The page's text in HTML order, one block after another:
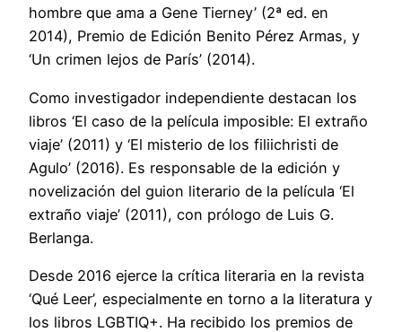
hombre que ama a Gene Tierney’ (2ª ed. en
2014), Premio de Edición Benito Pérez Armas, y
‘Un crimen lejos de París’ (2014).
Como investigador independiente destacan los
libros ‘El caso de la película imposible: El extraño
viaje’ (2011) y ‘El misterio de los filiichristi de
Agulo’ (2016). Es responsable de la edición y
novelización del guion literario de la película ‘El
extraño viaje’ (2011), con prólogo de Luis G.
Berlanga.
Desde 2016 ejerce la crítica literaria en la revista
‘Qué Leer’, especialmente en torno a la literatura y
los libros LGBTIQ+. Ha recibido los premios de